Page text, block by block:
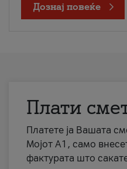
Дознај повеќе
Плати
Платете ја Вашата
Мојот А1, само
фактурата што